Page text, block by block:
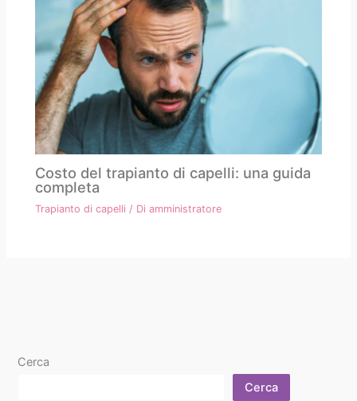
Costo del trapianto di capelli: una guida
completa
Trapianto di capelli / Diamministratore
Cerca
Cerca